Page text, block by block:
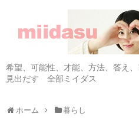
希望、可能性、才能、方法、答え
見出だす 全部ミイダス
ホーム 暮らし